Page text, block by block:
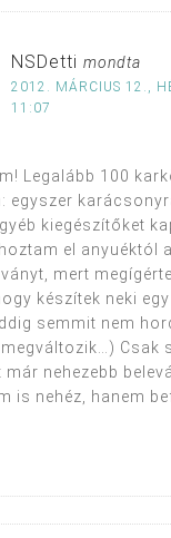
NSDetti mondta
2012. MÁRCIUS 12.,
11:07
Legalább 100
egyszer
kiegészítőket
el anyuéktól
mert
készítek neki
semmit nem
Csak
már nehezebb
is nehéz, hanem